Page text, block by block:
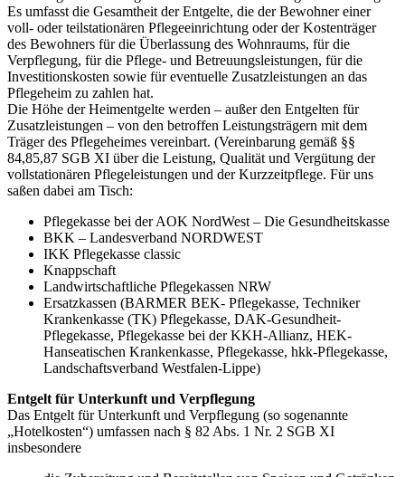
Es umfasst die Gesamtheit der Entgelte, die der Bewohner einer
voll- oder teilstationären Pflegeeinrichtung oder der Kostenträger
des Bewohners für die Überlassung des Wohnraums, für die
Verpflegung, für die Pflege- und Betreuungsleistungen, für die
Investitionskosten sowie für eventuelle Zusatzleistungen an das
Pflegeheim zu zahlen hat.
Die Höhe der Heimentgelte werden – außer den Entgelten für
Zusatzleistungen – von den betroffen Leistungsträgern mit dem
Träger des Pflegeheimes vereinbart. (Vereinbarung gemäß §§
84,85,87 SGB XI über die Leistung, Qualität und Vergütung der
vollstationären Pflegeleistungen und der Kurzzeitpflege. Für uns
saßen dabei am Tisch:
Pflegekasse bei der AOK NordWest – Die Gesundheitskasse
BKK – Landesverband NORDWEST
IKK Pflegekasse classic
Knappschaft
Landwirtschaftliche Pflegekassen NRW
Ersatzkassen (BARMER BEK- Pflegekasse, Techniker
Krankenkasse (TK) Pflegekasse, DAK-Gesundheit-
Pflegekasse, Pflegekasse bei der KKH-Allianz, HEK-
Hanseatischen Krankenkasse, Pflegekasse, hkk-Pflegekasse,
Landschaftsverband Westfalen-Lippe)
Entgelt für Unterkunft und Verpflegung
Das Entgelt für Unterkunft und Verpflegung (so sogenannte
„Hotelkosten“) umfassen nach § 82 Abs. 1 Nr. 2 SGB XI
insbesondere